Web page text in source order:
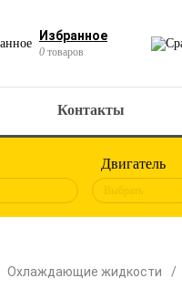
Избранное
0 товаров
Контакты
Двигатель
Выбрать
Охлаждающие жидкости